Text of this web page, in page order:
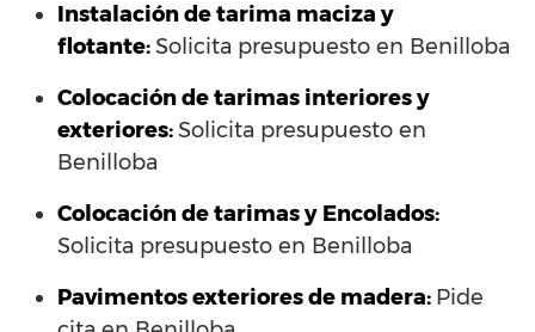
Instalación de tarima maciza y
flotante:Solicita presupuesto en Benilloba
Colocación de tarimas interiores y
exteriores:Solicita presupuesto en
Benilloba
Colocación de tarimas y Encolados:
Solicita presupuesto en Benilloba
Pavimentos exteriores de madera: Pide